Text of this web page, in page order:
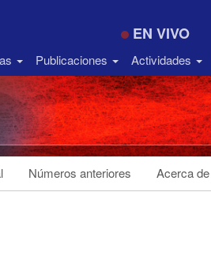
EN VIVO
Publicaciones Actividades
Números anteriores Acerca de